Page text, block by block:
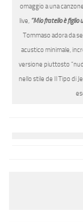
omaggio a una
live, “Mio fratello è figlio
Tommaso adora da
acustico minimale,
versione piuttosto
nello stile de Il Tipo di